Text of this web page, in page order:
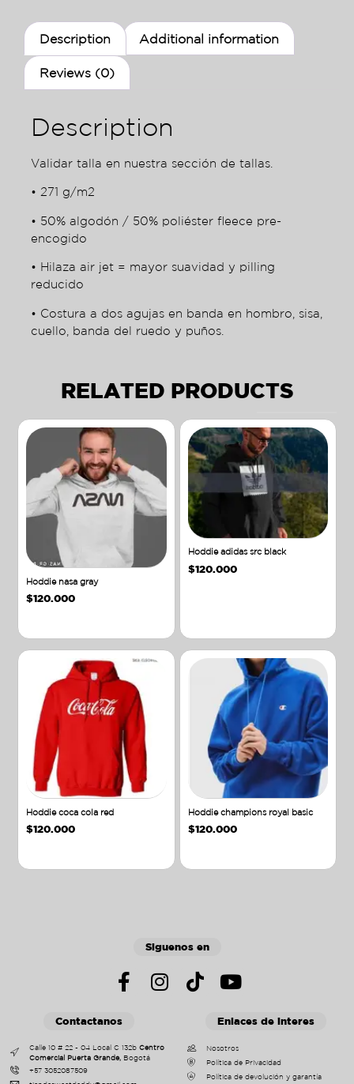
Description Additional information
Reviews (0)
Description
Validar talla en nuestra sección de tallas.
• 271 g/m2
• 50% algodón / 50% poliéster fleece pre-
encogido
• Hilaza air jet = mayor suavidad y pilling
reducido
• Costura a dos agujas en banda en hombro, sisa,
cuello, banda del ruedo y puños.
RELATED PRODUCTS
Hoddie nasa gray
$120.000
Hoddie adidas src black
$120.000
Hoddie coca cola red
$120.000
Hoddie champions royal basic
$120.000
Siguenos en
Contactanos
Calle 10 # 22 - 04 Local C 132b Centro
Comercial Puerta Grande,Bogotá
+57 3052087509
Enlaces de interes
Nosotros
Política de Privacidad
Política de devolución y garantía